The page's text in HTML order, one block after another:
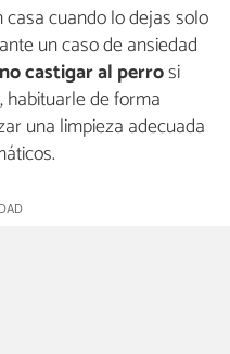
cuando lo dejas solo
un caso de ansiedad
no castigar al perrosi
habituarle de forma
una limpieza adecuada